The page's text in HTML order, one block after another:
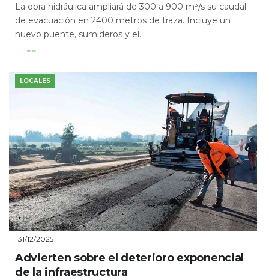
La obra hidráulica ampliará de 300 a 900 m³/s su caudal
de evacuación en 2400 metros de traza. Incluye un
nuevo puente, sumideros y el...
Leer Más
LOCALES
31/12/2025
Advierten sobre el deterioro exponencial
de la infraestructura